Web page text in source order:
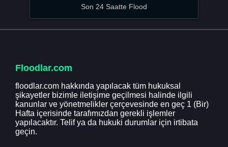
Son 24 Saatte Flood
Floodlar.com
floodlar.com hakkında yapılacak tüm hukuksal
şikayetler bizimle iletişime geçilmesi halinde ilgili
kanunlar ve yönetmelikler çerçevesinde en geç 1 (Bir)
Hafta içerisinde tarafımızdan gerekli işlemler
yapılacaktır. Telif ya da hukuki durumlar için irtibata
geçin.